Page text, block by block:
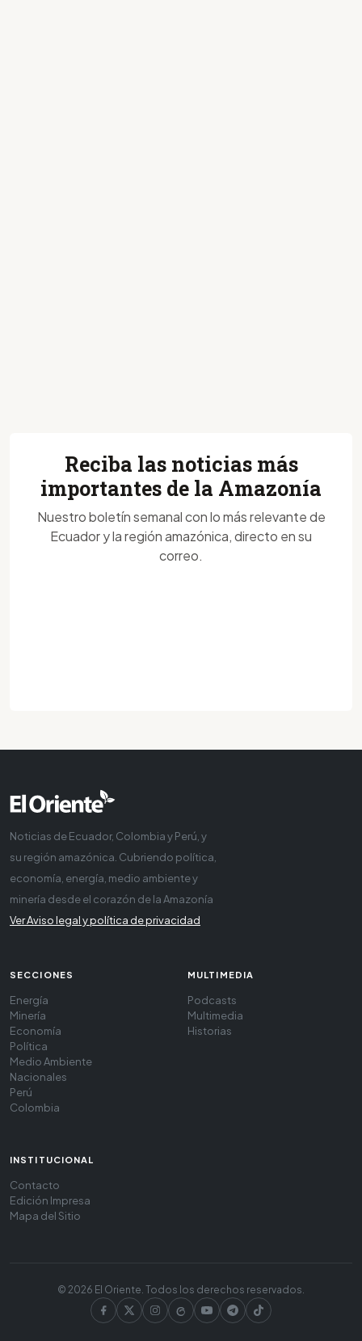
Reciba las noticias más
importantes de la Amazonía
Nuestro boletín semanal con lo más relevante de
Ecuador y la región amazónica, directo en su
correo.
Noticias de Ecuador, Colombia y Perú, y
su región amazónica. Cubriendo política,
economía, energía, medio ambiente y
minería desde el corazón de la Amazonía
Ver Aviso legal y política de privacidad
SECCIONES
Energía
Minería
Economía
Política
Medio Ambiente
Nacionales
Perú
Colombia
MULTIMEDIA
Podcasts
Multimedia
Historias
INSTITUCIONAL
Contacto
Edición Impresa
Mapa del Sitio
© 2026 El Oriente. Todos los derechos reservados.